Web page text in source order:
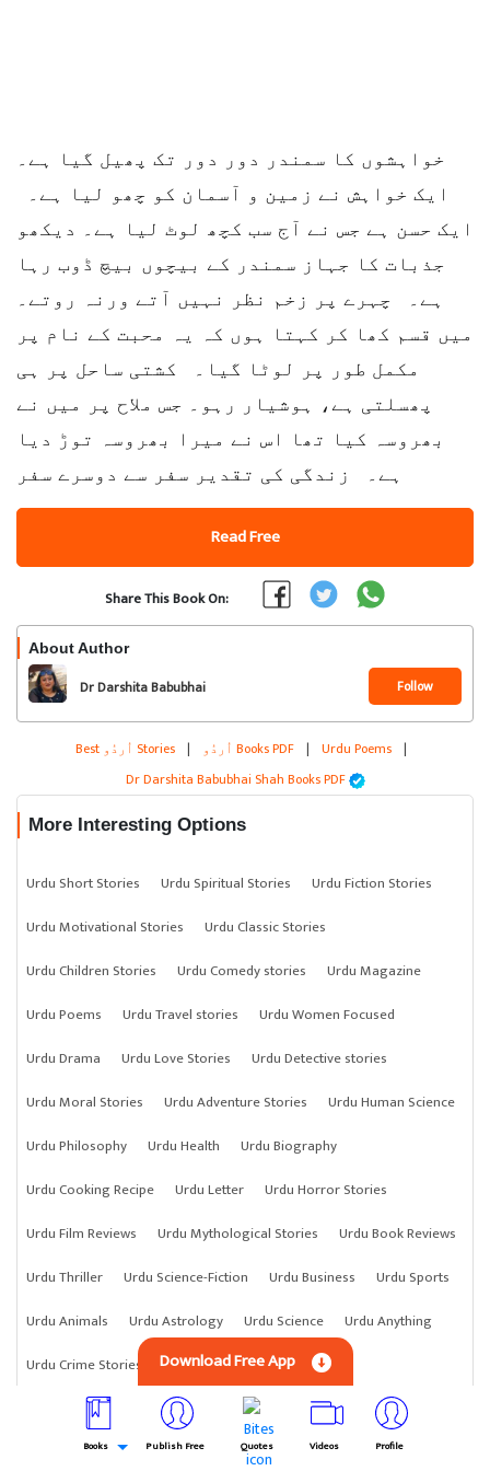
خواہشوں کا سمندر دور دور تک پھیل گیا ہے۔
ایک خواہش نے زمین و آسمان کو چھو لیا ہے۔
ایک حسن ہے جس نے آج سب کچھ لوٹ لیا ہے۔ دیکھو
جذبات کا جہاز سمندر کے بیچوں بیچ ڈوب رہا
ہے۔ چہرے پر زخم نظر نہیں آتے ورنہ روتے۔
میں قسم کھا کر کہتا ہوں کہ یہ محبت کے نام پر
مکمل طور پر لوٹا گیا۔ کشتی ساحل پر ہی
پھسلتی ہے، ہوشیار رہو۔ جس ملاح پر میں نے
بھروسہ کیا تھا اس نے میرا بھروسہ توڑ دیا
ہے۔ زندگی کی تقدیر سفر سے دوسرے سفر
Read Free
Share This Book On:
About Author
Dr Darshita Babubhai
Shah
Follow
Best اُردُو Stories | اُردُو Books PDF | Urdu Poems |
Dr Darshita Babubhai Shah Books PDF
More Interesting Options
Urdu Short Stories Urdu Spiritual Stories
Urdu Fiction Stories
Urdu Motivational Stories
Urdu Classic Stories
Urdu Children Stories
Urdu Comedy stories
Urdu Magazine
Urdu Poems
Urdu Travel stories
Urdu Women Focused
Urdu Drama
Urdu Love Stories
Urdu Detective stories
Urdu Moral Stories
Urdu Adventure Stories
Urdu Human Science
Urdu Philosophy
Urdu Health
Urdu Biography
Urdu Cooking Recipe
Urdu Letter
Urdu Horror Stories
Urdu Film Reviews
Urdu Mythological Stories
Urdu Book Reviews
Urdu Thriller
Urdu Science-Fiction Urdu Business
Urdu Sports
Urdu Animals
Urdu Astrology Urdu Science
Urdu Anything
Urdu Crime Stories
Download Free App
Books Publish Free Quotes Videos Profile